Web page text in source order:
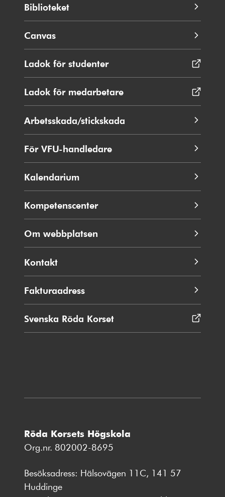
Biblioteket
Canvas
Ladok för studenterÖppnas
i
fönster
Ladok för medarbetare
i
fönster
Arbetsskada/stickskada
För VFU-handledare
Kalendarium
Kompetenscenter
Om webbplatsen
Kontakt
Fakturaadress
Svenska Röda Korset
i
Röda Korsets Högskola
Org.nr. 802002-8695
Besöksadress: Hälsovägen 11C, 141 57
Huddinge